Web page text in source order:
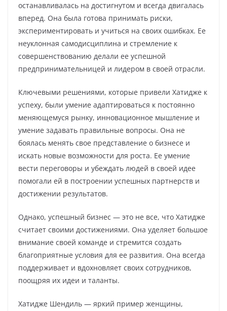
останавливалась на достигнутом и всегда двигалась
вперед. Она была готова принимать риски,
экспериментировать и учиться на своих ошибках. Ее
неуклонная самодисциплина и стремление к
совершенствованию делали ее успешной
предпринимательницей и лидером в своей отрасли.
Ключевыми решениями, которые привели Хатидже к
успеху, были умение адаптироваться к постоянно
меняющемуся рынку, инновационное мышление и
умение задавать правильные вопросы. Она не
боялась менять свое представление о бизнесе и
искать новые возможности для роста. Ее умение
вести переговоры и убеждать людей в своей идее
помогали ей в построении успешных партнерств и
достижении результатов.
Однако, успешный бизнес — это не все, что Хатидже
считает своими достижениями. Она уделяет большое
внимание своей команде и стремится создать
благоприятные условия для ее развития. Она всегда
поддерживает и вдохновляет своих сотрудников,
поощряя их идеи и таланты.
Хатидже Шендиль — яркий пример женщины,